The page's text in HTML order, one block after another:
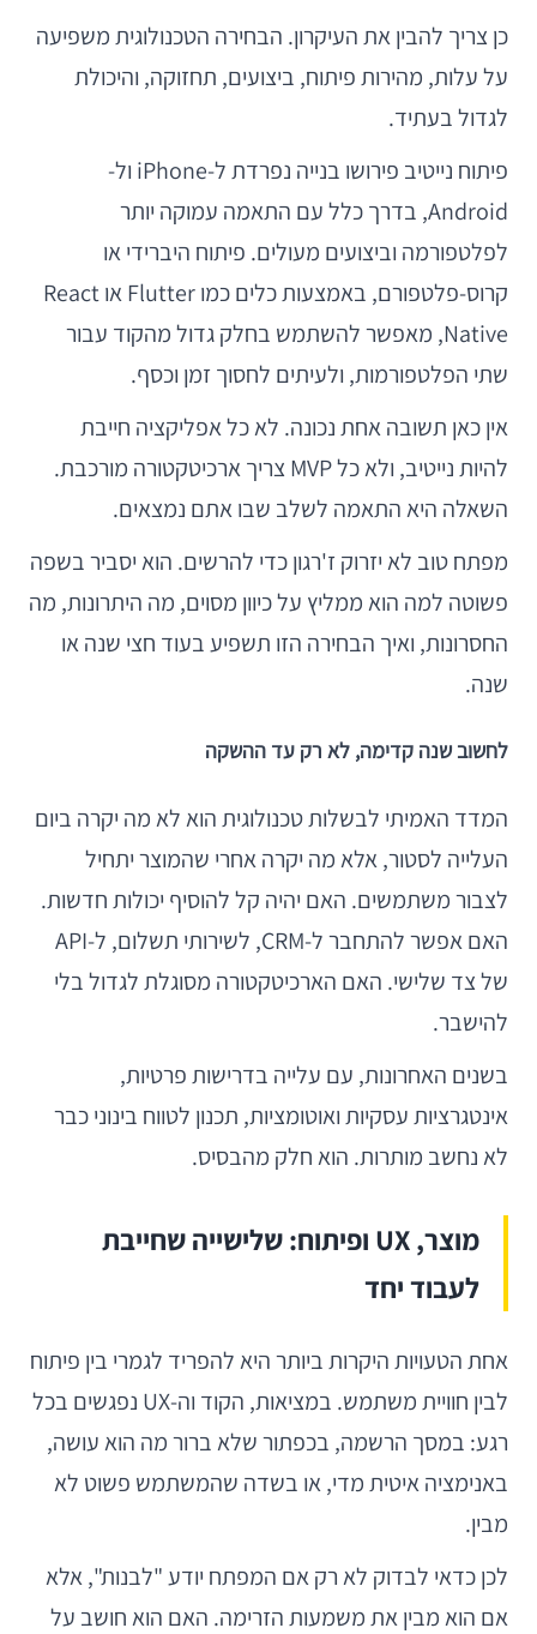
כן צריך להבין את העיקרון. הבחירה הטכנולוגית משפיעה
על עלות, מהירות פיתוח, ביצועים, תחזוקה, והיכולת
לגדול בעתיד.
פיתוח נייטיב פירושו בנייה נפרדת ל-iPhone ול-
Android, בדרך כלל עם התאמה עמוקה יותר
לפלטפורמה וביצועים מעולים. פיתוח היברידי או
קרוס-פלטפורם, באמצעות כלים כמו Flutter או React
Native, מאפשר להשתמש בחלק גדול מהקוד עבור
שתי הפלטפורמות, ולעיתים לחסוך זמן וכסף.
אין כאן תשובה אחת נכונה. לא כל אפליקציה חייבת
להיות נייטיב, ולא כל MVP צריך ארכיטקטורה מורכבת.
השאלה היא התאמה לשלב שבו אתם נמצאים.
מפתח טוב לא יזרוק ז'רגון כדי להרשים. הוא יסביר בשפה
פשוטה למה הוא ממליץ על כיוון מסוים, מה היתרונות, מה
החסרונות, ואיך הבחירה הזו תשפיע בעוד חצי שנה או
שנה.
לחשוב שנה קדימה, לא רק עד ההשקה
המדד האמיתי לבשלות טכנולוגית הוא לא מה יקרה ביום
העלייה לסטור, אלא מה יקרה אחרי שהמוצר יתחיל
לצבור משתמשים. האם יהיה קל להוסיף יכולות חדשות.
האם אפשר להתחבר ל-CRM, לשירותי תשלום, ל-API
של צד שלישי. האם הארכיטקטורה מסוגלת לגדול בלי
להישבר.
בשנים האחרונות, עם עלייה בדרישות פרטיות,
אינטגרציות עסקיות ואוטומציות, תכנון לטווח בינוני כבר
לא נחשב מותרות. הוא חלק מהבסיס.
מוצר, UX ופיתוח: שלישייה שחייבת
לעבוד יחד
אחת הטעויות היקרות ביותר היא להפריד לגמרי בין פיתוח
לבין חוויית משתמש. במציאות, הקוד וה-UX נפגשים בכל
רגע: במסך הרשמה, בכפתור שלא ברור מה הוא עושה,
באנימציה איטית מדי, או בשדה שהמשתמש פשוט לא
מבין.
לכן כדאי לבדוק לא רק אם המפתח יודע "לבנות", אלא
אם הוא מבין את משמעות הזרימה. האם הוא חושב על